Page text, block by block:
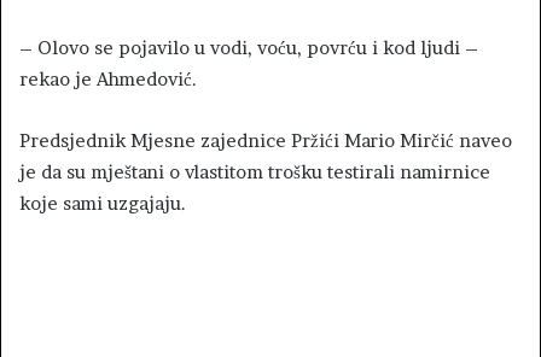
– Olovo se pojavilo u vodi, voću, povrću i kod ljudi –
rekao je Ahmedović.
Predsjednik Mjesne zajednice Pržići Mario Mirčić naveo
je da su mještani o vlastitom trošku testirali namirnice
koje sami uzgajaju.